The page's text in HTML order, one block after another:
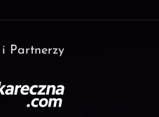
i Partnerzy